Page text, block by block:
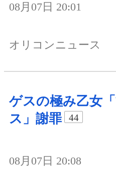
08月07日 20:01
オリコンニュース
ゲスの極み乙女
ス」謝罪
44
08月07日 20:08